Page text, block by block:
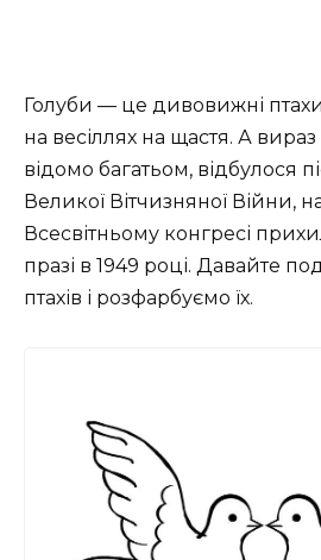
Голуби — це дивовижні
на весіллях на щастя. А
відомо багатьом, відбулося
Великої Вітчизняної Війни,
Всесвітньому конгресі
празі в 1949 році. Давайте
птахів і розфарбуємо їх.